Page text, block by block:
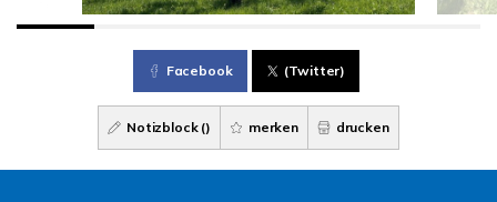
Facebook (Twitter)
Notizblock () merken drucken